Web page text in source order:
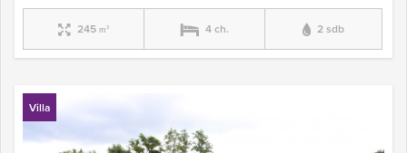
245 m² 4 ch. 2 sdb
Villa